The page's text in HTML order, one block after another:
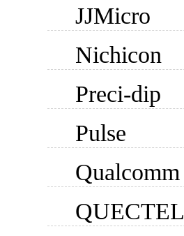
JJMicro
Nichicon
Preci-dip
Pulse
Qualcomm
QUECTEL